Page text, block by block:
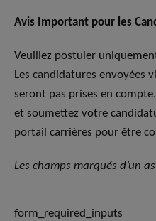
Avis Important pour les
Veuillez postuler
Les candidatures envoyées
seront pas prises en
et soumettez votre
portail carrières pour être
Les champs marqués d’un
form_required_inputs